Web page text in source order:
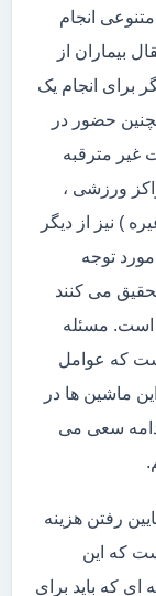
انجام
بیماران از
برای انجام یک
حضور در
غیر مترقبه
ورزشی ،
) نیز از دیگر
توجه
می کنند
است. مسئله
که عوامل
ماشین ها در
سعی می
رفتن هزینه
که این
ای که باید برای